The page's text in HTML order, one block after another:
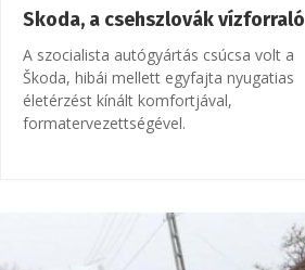
Skoda, a csehszlovák vízforraló
A szocialista autógyártás csúcsa volt a
Škoda, hibái mellett egyfajta nyugatias
életérzést kínált komfortjával,
formatervezettségével.